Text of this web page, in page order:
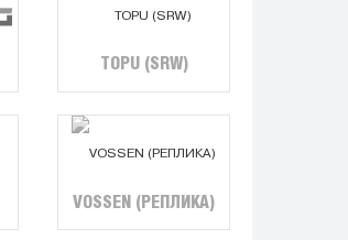
TOPU (SRW)
VOSSEN (РЕПЛИКА)